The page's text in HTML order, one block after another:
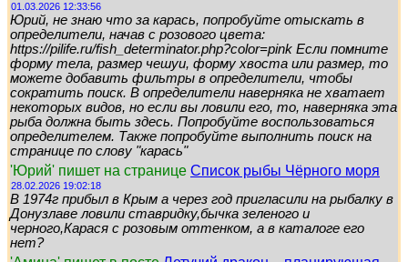
01.03.2026 12:33:56
Юрий, не знаю что за карась, попробуйте отыскать в
определители, начав с розового цвета:
https://pilife.ru/fish_determinator.php?color=pink Если помните
форму тела, размер чешуи, форму хвоста или размер, то
можете добавить фильтры в определители, чтобы
сократить поиск. В определители наверняка не хватает
некоторых видов, но если вы ловили его, то, наверняка эта
рыба должна быть здесь. Попробуйте воспользоваться
определителем. Также попробуйте выполнить поиск на
странице по слову "карась"
'Юрий' пишет на странице Список рыбы Чёрного моря
28.02.2026 19:02:18
В 1974г прибыл в Крым а через год пригласили на рыбалку в
Донузлаве ловили ставридку,бычка зеленого и
черного,Карася с розовым оттенком, а в каталоге его
нет?